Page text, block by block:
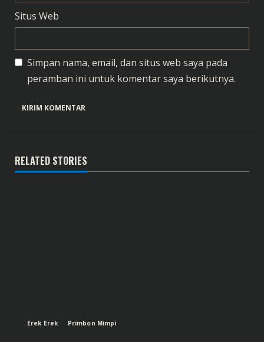
Situs Web
Simpan nama, email, dan situs web saya pada
peramban ini untuk komentar saya berikutnya.
RELATED STORIES
Erek Erek Primbon Mimpi